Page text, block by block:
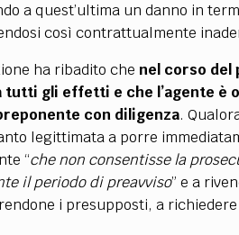
a quest’ultima un danno in
così contrattualmente
ha ribadito che nel corso del
gli effetti e che l’agente è
con diligenza.
legittimata a porre
“che non consentisse la
il periodo di preavviso” e a
i presupposti, a